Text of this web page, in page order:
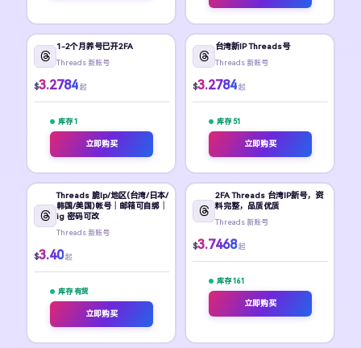
1-2个月养号已开2FA
Threads 新账号
$3.2784 起
库存 1
立即购买
台湾新IP Threads号
Threads 新账号
$3.2784 起
库存 51
立即购买
Threads 脆Ip/地区(台湾/日本/
韩国/美国)帐号｜邮箱可自绑｜
ig 密码可改
Threads 新账号
$3.40 起
库存 有货
立即购买
2FA Threads 台湾IP新号，资
料完整，品质优质
Threads 新账号
$3.7468 起
库存 161
立即购买